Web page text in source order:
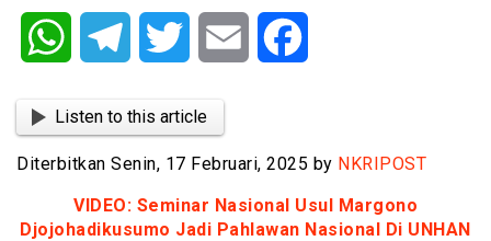
WhatsAppTelegram Twitter Email
Listen to this article
Diterbitkan Senin, 17 Februari, 2025 by NKRIPOST
VIDEO: Seminar Nasional Usul Margono
Djojohadikusumo Jadi Pahlawan Nasional Di UNHAN